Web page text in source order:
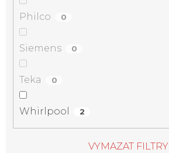
Philco 0
Siemens 0
Teka 0
Whirlpool 2
VYMAZAT FILTRY